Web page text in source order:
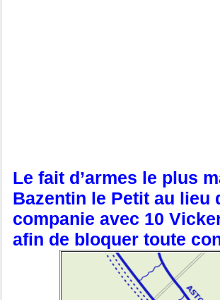
Le fait d’armes le plus
Bazentin le Petit au lieu
companie avec 10
afin de bloquer toute